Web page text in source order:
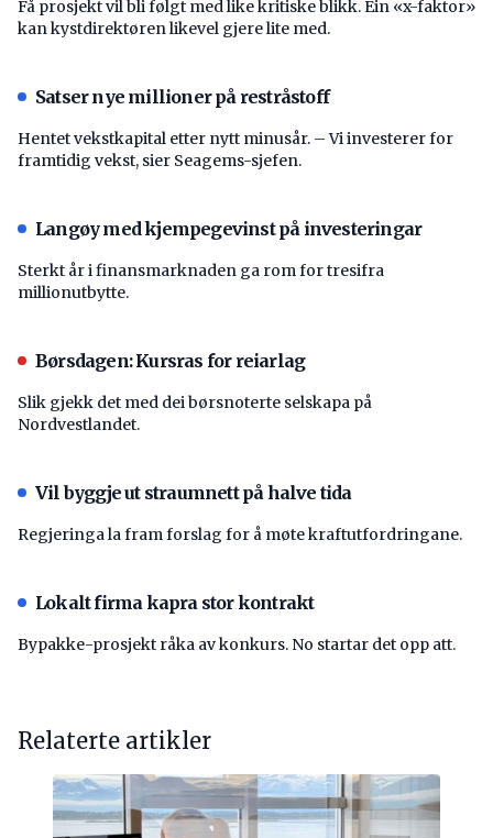
Få prosjekt vil bli følgt med like kritiske blikk. Ein «x-faktor»
kan kystdirektøren likevel gjere lite med.
Satser nye millioner på restråstoff
Hentet vekstkapital etter nytt minusår. – Vi investerer for
framtidig vekst, sier Seagems-sjefen.
Langøy med kjempegevinst på investeringar
Sterkt år i finansmarknaden ga rom for tresifra
millionutbytte.
Børsdagen: Kursras for reiarlag
Slik gjekk det med dei børsnoterte selskapa på
Nordvestlandet.
Vil byggje ut straumnett på halve tida
Regjeringa la fram forslag for å møte kraftutfordringane.
Lokalt firma kapra stor kontrakt
Bypakke-prosjekt råka av konkurs. No startar det opp att.
Relaterte artikler